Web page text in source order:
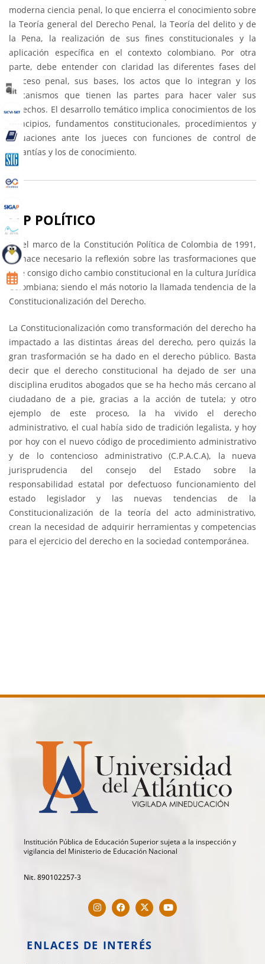
moderna ciencia penal, lo que encierra el conocimiento sobre
la Teoría general del Derecho Penal, la Teoría del delito y de
la Pena, la realización de sus fines constitucionales y la
aplicación específica en el contexto colombiano. Por otra
parte, debe entender con claridad las diferentes fases del
proceso penal, sus bases, los actos que lo integran y los
mecanismos que tienen las partes para hacer valer sus
derechos. El desarrollo temático implica conocimientos de los
principios, fundamentos constitucionales, procedimientos y
actuaciones ante los jueces con funciones de control de
garantías y los de conocimiento.
SEP POLÍTICO
En el marco de la Constitución Política de Colombia de 1991,
se hace necesario la reflexión sobre las trasformaciones que
trae consigo dicho cambio constitucional en la cultura Jurídica
Colombiana; siendo el más notorio la llamada tendencia de la
Constitucionalización del Derecho.
La Constitucionalización como transformación del derecho ha
impactado a las distintas áreas del derecho, pero quizás la
gran trasformación se ha dado en el derecho público. Basta
decir que el derecho constitucional ha dejado de ser una
disciplina eruditos abogados que se ha hecho más cercano al
ciudadano de a pie, gracias a la acción de tutela; y otro
ejemplo de este proceso, la ha vivido el derecho
administrativo, el cual había sido de tradición legalista, y hoy
por hoy con el nuevo código de procedimiento administrativo
y de lo contencioso administrativo (C.P.A.C.A), la nueva
jurisprudencia del consejo del Estado sobre la
responsabilidad estatal por defectuoso funcionamiento del
estado legislador y las nuevas tendencias de la
Constitucionalización de la teoría del acto administrativo,
crean la necesidad de adquirir herramientas y competencias
para el ejercicio del derecho en la sociedad contemporánea.
Institución Pública de Educación Superior sujeta a la inspección y
vigilancia del Ministerio de Educación Nacional
Nit. 890102257-3
ENLACES DE INTERÉS